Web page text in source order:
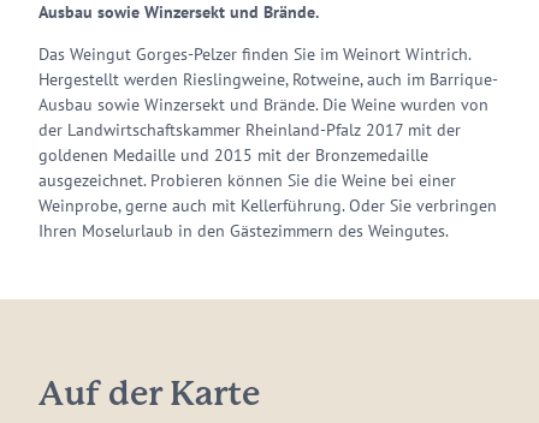
Ausbau sowie Winzersekt und Brände.
Das Weingut Gorges-Pelzer finden Sie im Weinort Wintrich.
Hergestellt werden Rieslingweine, Rotweine, auch im Barrique-
Ausbau sowie Winzersekt und Brände. Die Weine wurden von
der Landwirtschaftskammer Rheinland-Pfalz 2017 mit der
goldenen Medaille und 2015 mit der Bronzemedaille
ausgezeichnet. Probieren können Sie die Weine bei einer
Weinprobe, gerne auch mit Kellerführung. Oder Sie verbringen
Ihren Moselurlaub in den Gästezimmern des Weingutes.
Auf der Karte